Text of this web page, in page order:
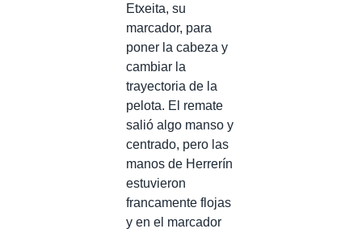
Etxeita, su
marcador, para
poner la cabeza y
cambiar la
trayectoria de la
pelota. El remate
salió algo manso y
centrado, pero las
manos de Herrerín
estuvieron
francamente flojas
y en el marcador